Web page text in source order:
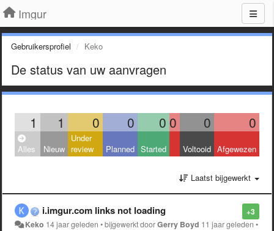
Imgur
Gebruikersprofiel Keko
De status van uw aanvragen
1 1 0 0 0 0 0 0
Alles Nieuw
Under
review
Planned Started Voltooid Afgewezen
Laatst bijgewerkt
+3
i.imgur.com links not loading
Keko 14 jaar geleden •bijgewerkt doorGerry Boyd 11 jaar geleden •